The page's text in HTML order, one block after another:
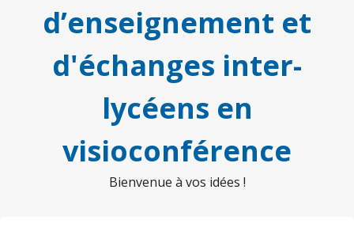
d’enseignement et
d'échanges inter-
lycéens en
visioconférence
Bienvenue à vos idées !